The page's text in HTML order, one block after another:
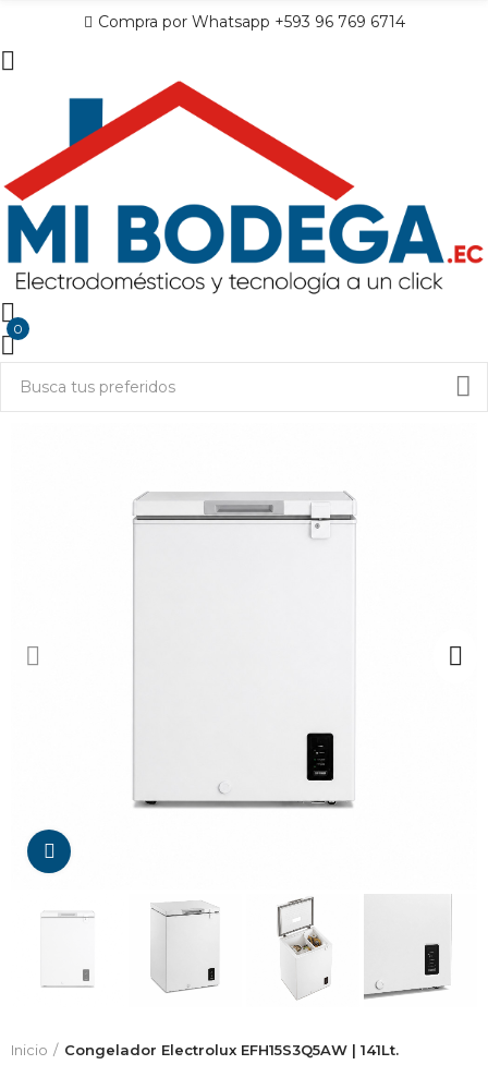
Compra por Whatsapp +593 96 769 6714
0
Inicio Congelador Electrolux EFH15S3Q5AW | 141Lt.